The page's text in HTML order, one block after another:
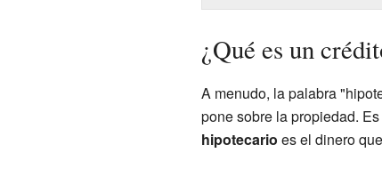
¿Qué es un
A menudo, la palabra
pone sobre la propiedad.
hipotecario es el dinero